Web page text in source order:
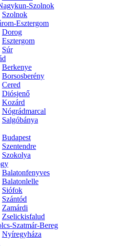
Szolnok
Szolnok
Esztergom
Dorog
Esztergom
Súr
Berkenye
Borsosberény
Cered
Diósjenő
Kozárd
Nógrádmarcal
Salgóbánya
Budapest
Szentendre
Szokolya
Balatonfenyves
Balatonlelle
Siófok
Szántód
Zamárdi
Zselickisfalud
Szatmár-Bereg
Nyíregyháza